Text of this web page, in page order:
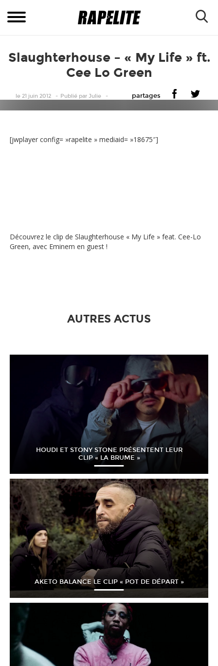
Slaughterhouse – « My Life » ft.
Cee Lo Green
le 21 juin 2012 Publié par Julie partages
[jwplayer config= »rapelite » mediaid= »18675″]
Découvrez le clip de Slaughterhouse « My Life » feat. Cee-Lo
Green, avec Eminem en guest !
AUTRES ACTUS
HOUDI ET STONY STONE PRÉSENTENT LEUR
CLIP « LA BRUME »
AKETO BALANCE LE CLIP « POT DE DÉPART »